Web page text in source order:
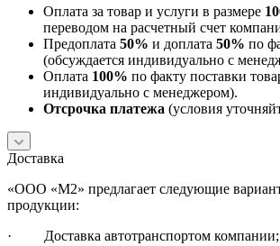
Оплата за товар и услуги в размере
переводом на расчетный счет
Предоплата 50% и доплата 50% по
(обсуждается индивидуально с
Оплата 100% по факту поставки
индивидуально с менеджером).
Отсрочка платежа (условия
Доставка
«ООО «М2» предлагает следующие
продукции:
· Доставка автотранспортом компании;